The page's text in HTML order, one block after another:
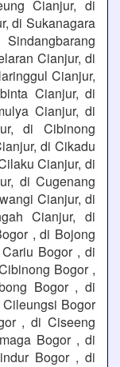
Cianjur, di
di Sukanagara
Cianjur, di
Cianjur,
Cianjur, di
Cianjur, di
di Cibinong
di Cikadu
Cianjur, di
di Cugenang
Cianjur, di
Cianjur, di
, di Bojong
Bogor , di
Bogor ,
Bogor , di
Bogor
, di Ciseeng
Bogor , di
Bogor , di